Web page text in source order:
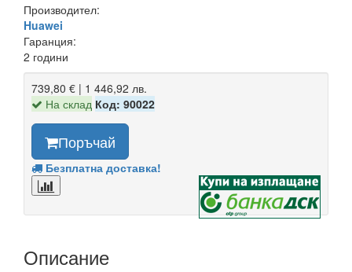
Производител:
Huawei
Гаранция:
2 години
739,80 € | 1 446,92 лв.
На склад Код: 90022
Поръчай
Безплатна доставка!
Описание